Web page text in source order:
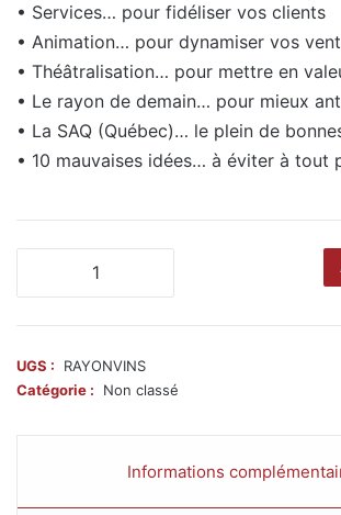
• Services… pour fidéliser vos clients
• Animation… pour dynamiser vos
• Théâtralisation… pour mettre en
• Le rayon de demain… pour mieux
• La SAQ (Québec)… le plein de
• 10 mauvaises idées… à éviter à tout
Bonnes
pour
votre
UGS :
RAYONVINS
Catégorie :
Non classé
Informations